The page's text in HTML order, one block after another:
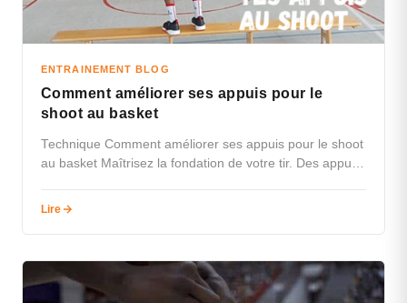
ENTRAINEMENT BLOG
Comment améliorer ses appuis pour le
shoot au basket
Technique Comment améliorer ses appuis pour le shoot
au basket Maîtrisez la fondation de votre tir. Des appuis
Lire